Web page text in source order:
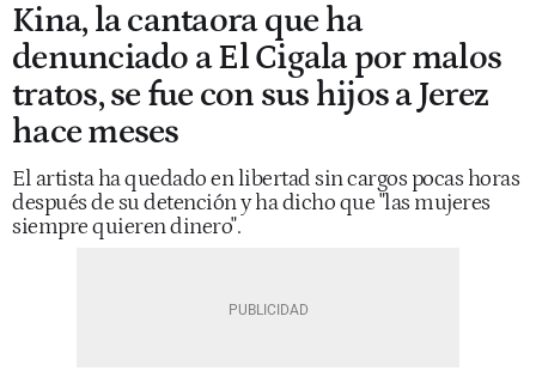
Kina, la cantaora que ha
denunciado a El Cigala por malos
tratos, se fue con sus hijos a Jerez
hace meses
El artista ha quedado en libertad sin cargos pocas horas
después de su detención y ha dicho que "las mujeres
siempre quieren dinero".